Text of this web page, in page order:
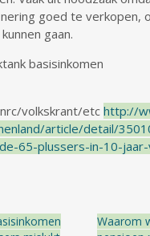
goed te verkopen,
gaan.
basisinkomen
volkskrant/etc http://
article/detail/
65-plussers-in-10-
Waarom